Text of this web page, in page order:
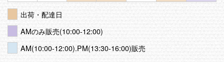
出荷・配達日
AMのみ販売(10:00-12:00)
AM(10:00-12:00).PM(13:30-16:00)販売